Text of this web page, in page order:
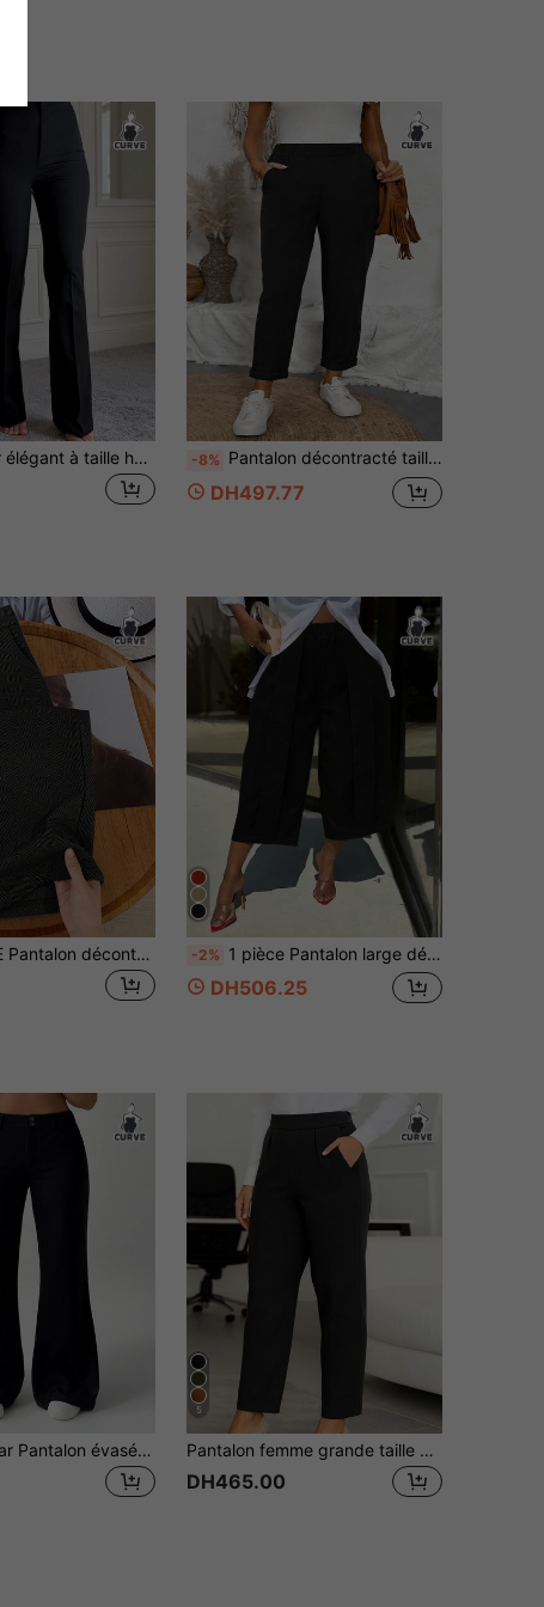
Pantalon noir élégant à taille haute avec poches, coupe slim, décontracté et pratique pour le quotidien, tailles grandes -8% Pantalon décontracté taille haute pour femmes grandes tailles, pantalon droit amincissant avec décoration de poche, style de navette noir
DH497.77
EMERY ROSE Pantalon décontracté polyvalent grande taille, adapté pour les déplacements, automne/hiver -2% 1 pièce Pantalon large décontracté de couleur unie polyvalent et à la mode pour femmes, convient pour le port quotidien, printemps/été noir, du travail au week-end
DH506.25
SHEIN EZwear Pantalon évasé à fleurs de style minimaliste décontracté grande taille, pantalon pattes d'éléphant gris, pantalon gris pour l'automne/hiver
5
Pantalon femme grande taille mode, nouvelle collection, polyvalent toute saison, noir, style décontracté et travail
DH465.00